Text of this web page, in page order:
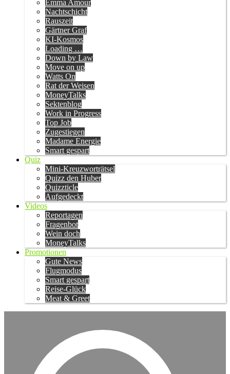
Emma Amour
Nachtschicht
Rauszeit
Gärtner Graf
KI-Kosmos
Loading …
Down by Law
Move on up
Watts On
Rat der Weisen
MoneyTalks
Sektenblog
Work in Progress
Top Job
Zugestiegen
Madame Energie
Smart gespart
Quiz
Mini-Kreuzworträtsel
Quizz den Huber
Quizzticle
Aufgedeckt
Videos
Reportagen
Fragenbot
Wein doch
MoneyTalks
Promotionen
Gute News
Flugmodus
Smart gespart
Reise-Glück
Meat & Greet